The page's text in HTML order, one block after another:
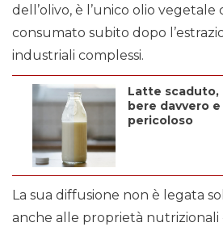
dell’olivo, è l’unico olio vegetale
consumato subito dopo
industriali complessi.
Latte scaduto,
bere davvero
pericoloso
La sua diffusione non è legata
anche alle proprietà nutrizionali